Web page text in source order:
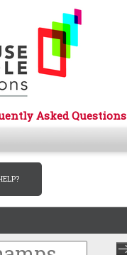
Asked Questions